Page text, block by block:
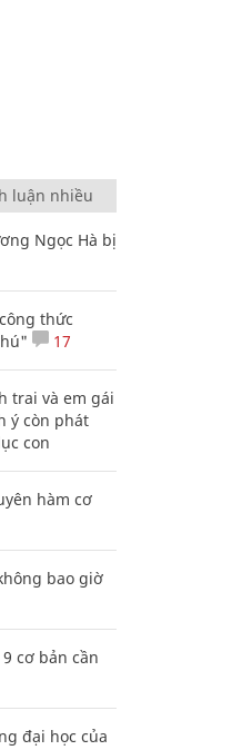
luận nhiều
Ngọc Hà bị
thức
17
trai và em gái
ý còn phát
con
hàm cơ
bao giờ
cơ bản cần
đại học của